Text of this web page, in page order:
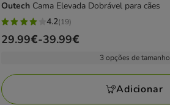
Outech Cama Elevada Dobrável para cães
4.2
estrelas
19
avaliações
4.2(19)
Preço
a
39.99€
29.99€-39.99€
3 opções de tamanho
Adicionar